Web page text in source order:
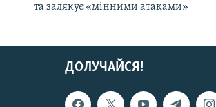
та залякує «мінними атаками»
ДОЛУЧАЙСЯ!